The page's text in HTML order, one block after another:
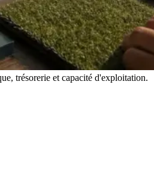
trésorerie et capacité d'exploitation.